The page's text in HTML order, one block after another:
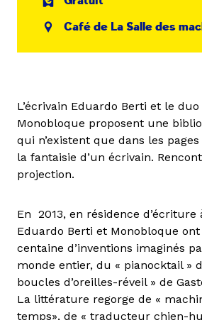
Café de La Salle des
L’écrivain Eduardo Berti et le duo
Monobloque proposent une
qui n’existent que dans les
la fantaisie d’un écrivain.
projection.
En 2013, en résidence d’écriture
Eduardo Berti et Monobloque
centaine d’inventions imaginés
monde entier, du « pianocktail »
boucles d’oreilles-réveil » de
La littérature regorge de «
temps», de « traducteur chien-